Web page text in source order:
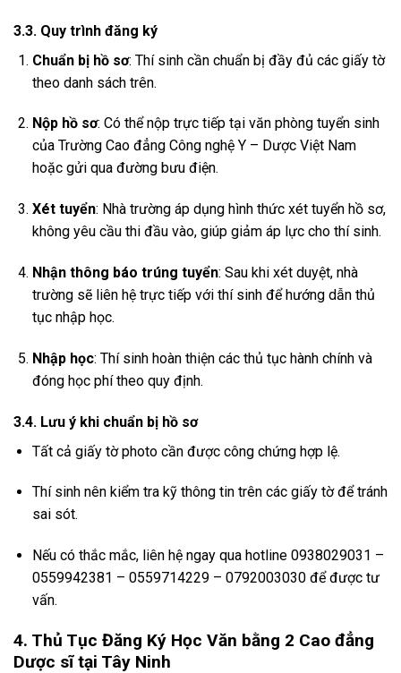
3.3. Quy trình đăng ký
Chuẩn bị hồ sơ: Thí sinh cần chuẩn bị đầy đủ các giấy tờ
theo danh sách trên.
Nộp hồ sơ: Có thể nộp trực tiếp tại văn phòng tuyển sinh
của Trường Cao đẳng Công nghệ Y – Dược Việt Nam
hoặc gửi qua đường bưu điện.
Xét tuyển: Nhà trường áp dụng hình thức xét tuyển hồ sơ,
không yêu cầu thi đầu vào, giúp giảm áp lực cho thí sinh.
Nhận thông báo trúng tuyển: Sau khi xét duyệt, nhà
trường sẽ liên hệ trực tiếp với thí sinh để hướng dẫn thủ
tục nhập học.
Nhập học: Thí sinh hoàn thiện các thủ tục hành chính và
đóng học phí theo quy định.
3.4. Lưu ý khi chuẩn bị hồ sơ
Tất cả giấy tờ photo cần được công chứng hợp lệ.
Thí sinh nên kiểm tra kỹ thông tin trên các giấy tờ để tránh
sai sót.
Nếu có thắc mắc, liên hệ ngay qua hotline 0938029031 –
0559942381 – 0559714229 – 0792003030 để được tư
vấn.
4. Thủ Tục Đăng Ký Học Văn bằng 2 Cao đẳng
Dược sĩ tại Tây Ninh